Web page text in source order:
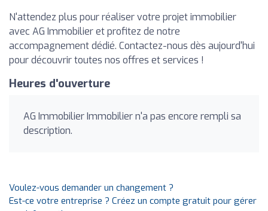
N'attendez plus pour réaliser votre projet immobilier
avec AG Immobilier et profitez de notre
accompagnement dédié. Contactez-nous dès aujourd'hui
pour découvrir toutes nos offres et services !
Heures d'ouverture
AG Immobilier Immobilier n'a pas encore rempli sa
description.
Voulez-vous demander un changement ?
Est-ce votre entreprise ? Créez un compte gratuit pour gérer